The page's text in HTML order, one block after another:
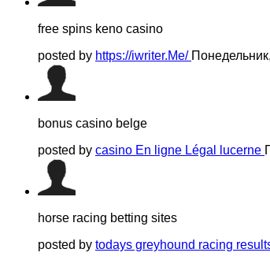
free spins keno casino
posted by https://iwriter.Me/
bonus casino belge
posted by casino En ligne Légal lucerne
horse racing betting sites​
posted by todays greyhound racing